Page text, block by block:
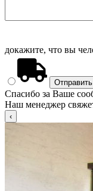
докажите, что вы
Спасибо за Ваше
Наш менеджер